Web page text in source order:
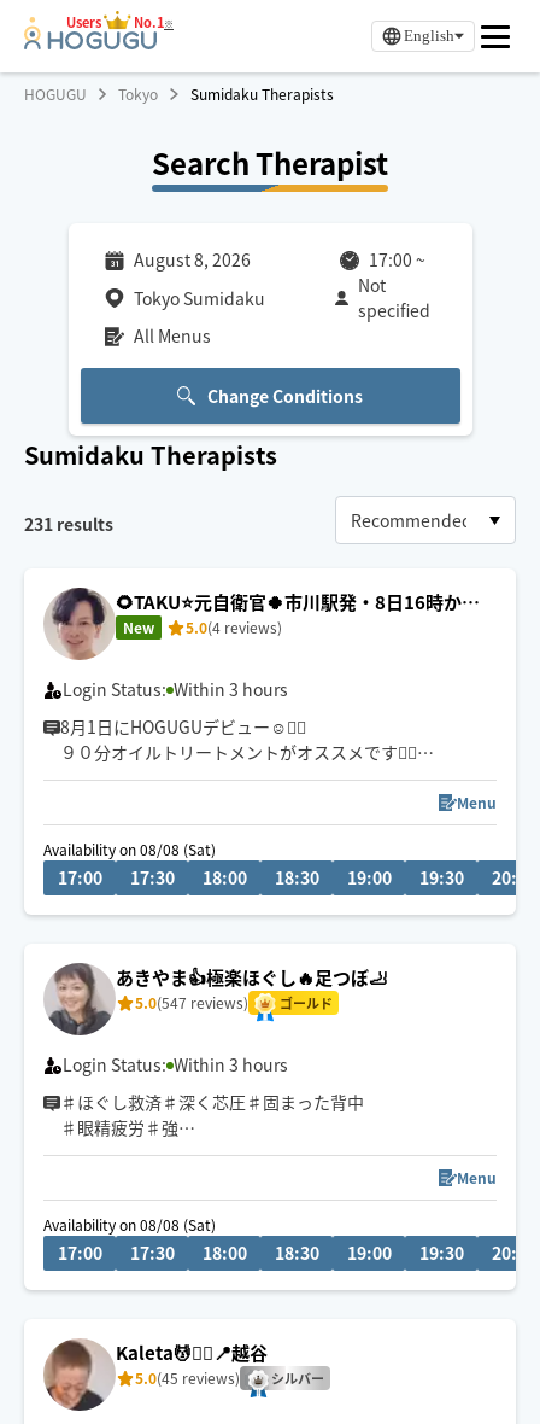
Users No.1※
English
HOGUGU Tokyo Sumidaku Therapists
Search Therapist
August 8, 2026 17:00 ~
Tokyo Sumidaku
Not
specified
All Menus
Change Conditions
Sumidaku Therapists
231 results
🌻TAKU⭐️元自衛官🍀市川駅発・8日16時から
営業致します🙇オイルケアがオススメです✨️
New 5.0(4 reviews)
Login Status: Within 3 hours
8月1日にHOGUGUデビュー☺🙇‍♂️
９０分オイルトリートメントがオススメです🙇‍♂️
深部までアプローチ【安眠オイル】忙しい日常を忘れ、
🍀市川駅本八幡は自転車移動🚴 終電までは東京23区も
喜んでお伺い致します😊
総武線沿線千葉〜三鷹
Menu
Availability on 08/08 (Sat)
17:00 17:30 18:00 18:30 19:00 19:30 20:00
あきやま👍極楽ほぐし🔥足つぼ🦶
5.0(547 reviews) ゴールド
Login Status: Within 3 hours
♯ほぐし救済♯深く芯圧♯固まった背中
♯眼精疲労♯強
🫲重め圧ピンポイント手技◎高評価
🔸リピートありがとうございます
☘️初見の方は早めのご予約助かります
⭐️励みになる口コミ感謝いたします
Menu
Availability on 08/08 (Sat)
17:00 17:30 18:00 18:30 19:00 19:30 20:00
Kaleta💆🧘‍♀️📍越谷
5.0(45 reviews) シルバー